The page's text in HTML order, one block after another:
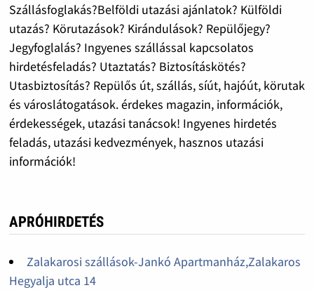
Szállásfoglakás?Belföldi utazási ajánlatok? Külföldi
utazás? Körutazások? Kirándulások? Repülőjegy?
Jegyfoglalás? Ingyenes szállással kapcsolatos
hirdetésfeladás? Utaztatás? Biztosításkötés?
Utasbiztosítás? Repülős út, szállás, síút, hajóút, körutak
és városlátogatások. érdekes magazin, információk,
érdekességek, utazási tanácsok! Ingyenes hirdetés
feladás, utazási kedvezmények, hasznos utazási
információk!
APRÓHIRDETÉS
Zalakarosi szállások-Jankó Apartmanház,Zalakaros
Hegyalja utca 14